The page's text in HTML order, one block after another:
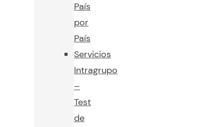
País
por
País
Servicios
Intragrupo
–
Test
de